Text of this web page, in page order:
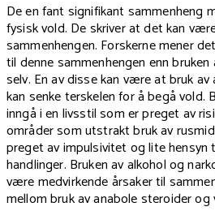
De en fant signifikant sammenheng
fysisk vold. De skriver at det kan
sammenhengen. Forskerne mener
til denne sammenhengen enn
selv. En av disse kan være at bruk
kan senke terskelen for å begå vold.
inngå i en livsstil som er preget av
områder som utstrakt bruk av
preget av impulsivitet og lite hensyn
handlinger. Bruken av alkohol og
være medvirkende årsaker til
mellom bruk av anabole steroider og